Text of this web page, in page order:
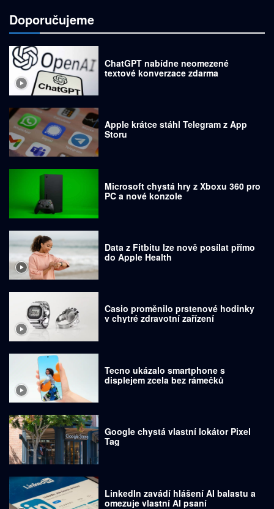
Doporučujeme
ChatGPT nabídne neomezené
textové konverzace zdarma
Apple krátce stáhl Telegram z App
Storu
Microsoft chystá hry z Xboxu 360 pro
PC a nové konzole
Data z Fitbitu lze nově posílat přímo
do Apple Health
Casio proměnilo prstenové hodinky
v chytré zdravotní zařízení
Tecno ukázalo smartphone s
displejem zcela bez rámečků
Google chystá vlastní lokátor Pixel
Tag
LinkedIn zavádí hlášení AI balastu a
omezuje vlastní AI psaní